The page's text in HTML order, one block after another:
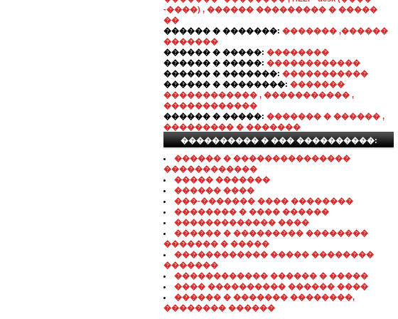
-����) , ������ ��������� � �����
��
������ � �������: ������� ,������
�������
������ � �����: ��������
������ � �����: ������������
������ � �������: �����������
������ � ��������: �������
������������ , ����������� ,
������������
������ � �����: ������� � ������ ,
��������� � �������
���������� � ��� ����������:
������ � ���������������
������������
����� �������
������ ����
���-������� ���� ��������
�������� � ���� ������
������������� ����
������ � ��������� ��������
������� � �����
������������ ����� ��������
�������
������������ ������ � �����
���� ���������� ������ ����
������ � ������� ��������,
�������� ������